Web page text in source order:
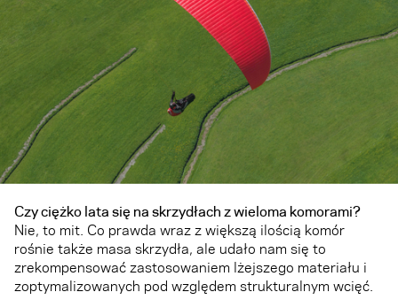
Czy ciężko lata się na skrzydłach z wieloma komorami?
Nie, to mit. Co prawda wraz z większą ilością komór
rośnie także masa skrzydła, ale udało nam się to
zrekompensować zastosowaniem lżejszego materiału i
zoptymalizowanych pod względem strukturalnym wcięć.